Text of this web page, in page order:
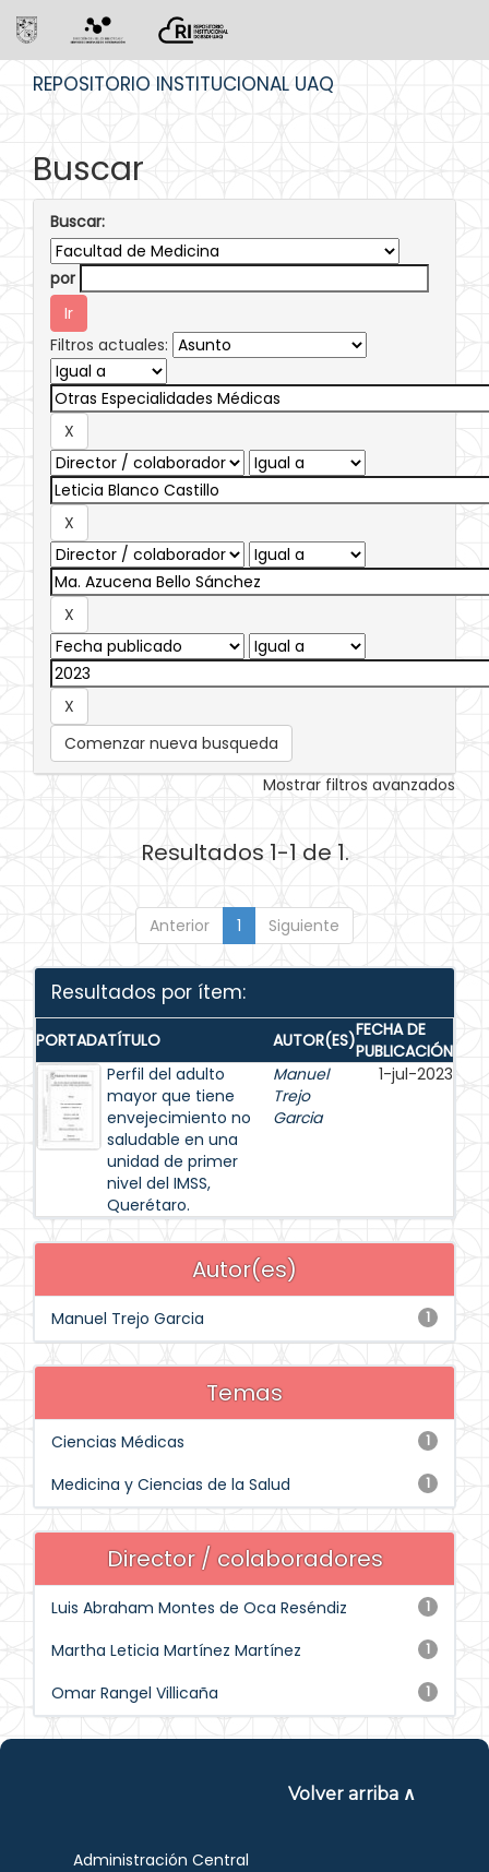
REPOSITORIO INSTITUCIONAL UAQ
Buscar
Buscar:
por
Filtros actuales:
Comenzar nueva busqueda
Mostrar filtros avanzados
Resultados 1-1 de 1.
Anterior 1 Siguiente
Resultados por ítem:
PORTADATÍTULO AUTOR(ES)FECHA DE
PUBLICACIÓN
Perfil del adulto
mayor que tiene
envejecimiento no
saludable en una
unidad de primer
nivel del IMSS,
Querétaro.
Manuel
Trejo
Garcia
1-jul-2023
Autor(es)
1
Manuel Trejo Garcia
Temas
1
Ciencias Médicas
1
Medicina y Ciencias de la Salud
Director / colaboradores
1
Luis Abraham Montes de Oca Reséndiz
1
Martha Leticia Martínez Martínez
1
Omar Rangel Villicaña
Volver arriba ∧
Administración Central